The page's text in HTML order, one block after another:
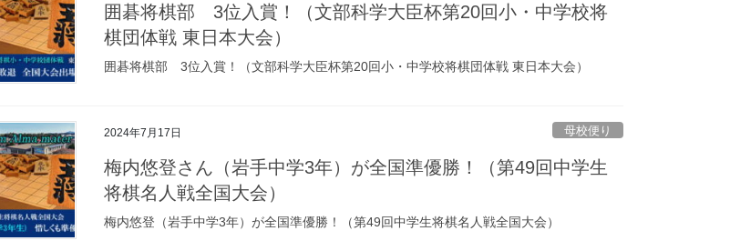
囲碁将棋部 3位入賞！（文部科学大臣杯第20回小・中学校将
棋団体戦 東日本大会）
囲碁将棋部 3位入賞！（文部科学大臣杯第20回小・中学校将棋団体戦 東日本大会）
2024年7月17日 母校便り
梅内悠登さん（岩手中学3年）が全国準優勝！（第49回中学生
将棋名人戦全国大会）
梅内悠登（岩手中学3年）が全国準優勝！（第49回中学生将棋名人戦全国大会）